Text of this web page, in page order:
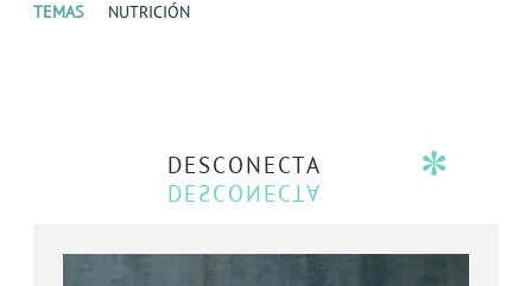
TEMAS NUTRICIÓN
DESCONECTA